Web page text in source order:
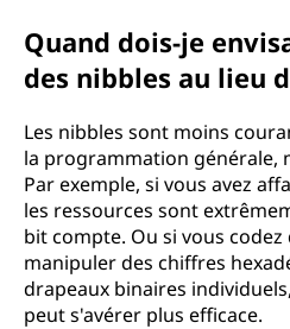
Quand dois-je
des nibbles au lieu
Les nibbles sont moins
la programmation générale,
Par exemple, si vous avez
les ressources sont
bit compte. Ou si vous
manipuler des chiffres
drapeaux binaires
peut s'avérer plus efficace.